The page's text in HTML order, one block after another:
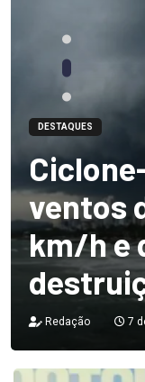
DESTAQUES
ventos
km/h e
Redação 7